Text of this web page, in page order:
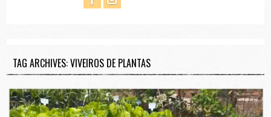
TAG ARCHIVES: VIVEIROS DE PLANTAS